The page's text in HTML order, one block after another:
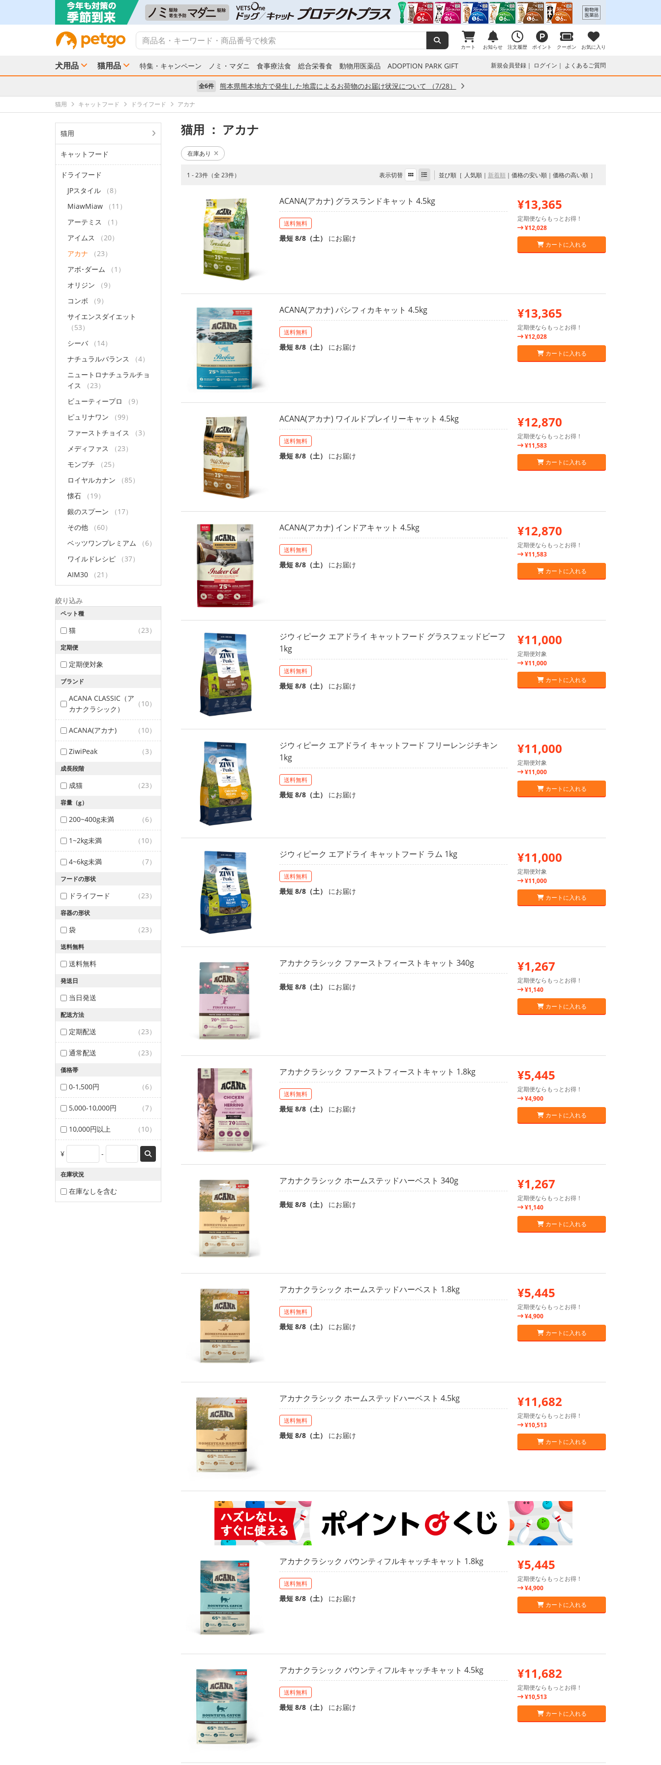
カート お知らせ 注文履歴 ポイント クーポン お気に入り
犬用品 猫用品 特集・キャンペーン ノミ・マダニ 食事療法食 総合栄養食 動物用医薬品 ADOPTION PARK GIFT 新規会員登録 ログイン よくあるご質問
全6件 熊本県熊本地方で発生した地震によるお荷物のお届け状況について （7/28）
猫用 キャットフード ドライフード アカナ
猫用
キャットフード
ドライフード
JPスタイル
（8）
MiawMiaw
（11）
アーテミス
（1）
アイムス
（20）
アカナ
（23）
アボ･ダーム
（1）
オリジン
（9）
コンボ
（9）
サイエンスダイエット
（53）
シーバ
（14）
ナチュラルバランス
（4）
ニュートロナチュラルチョ
イス
（23）
ビューティープロ
（9）
ピュリナワン
（99）
ファーストチョイス
（3）
メディファス
（23）
モンプチ
（25）
ロイヤルカナン
（85）
懐石
（19）
銀のスプーン
（17）
その他
（60）
ベッツワンプレミアム
（6）
ワイルドレシピ
（37）
AIM30
（21）
絞り込み
ペット種
猫 （23）
定期便
定期便対象
ブランド
ACANA CLASSIC（ア
カナクラシック）
（10）
ACANA(アカナ) （10）
ZiwiPeak （3）
成長段階
成猫 （23）
容量（g）
200~400g未満 （6）
1~2kg未満 （10）
4~6kg未満 （7）
フードの形状
ドライフード （23）
容器の形状
袋 （23）
送料無料
送料無料
発送日
当日発送
配送方法
定期配送 （23）
通常配送 （23）
価格帯
0-1,500円 （6）
5,000-10,000円 （7）
10,000円以上 （10）
¥ -
在庫状況
在庫なしを含む
猫用 ： アカナ
在庫あり
1 - 23件（全 23件） 表示切替 並び順 人気順 新着順 価格の安い順 価格の高い順
ACANA(アカナ) グラスランドキャット 4.5kg
送料無料
最短 8/8（土） にお届け
¥13,365
定期便ならもっとお得！
¥12,028
カートに入れる
ACANA(アカナ) パシフィカキャット 4.5kg
送料無料
最短 8/8（土） にお届け
¥13,365
定期便ならもっとお得！
¥12,028
カートに入れる
ACANA(アカナ) ワイルドプレイリーキャット 4.5kg
送料無料
最短 8/8（土） にお届け
¥12,870
定期便ならもっとお得！
¥11,583
カートに入れる
ACANA(アカナ) インドアキャット 4.5kg
送料無料
最短 8/8（土） にお届け
¥12,870
定期便ならもっとお得！
¥11,583
カートに入れる
ジウィピーク エアドライ キャットフード グラスフェッドビーフ
1kg
送料無料
最短 8/8（土） にお届け
¥11,000
定期便対象
¥11,000
カートに入れる
ジウィピーク エアドライ キャットフード フリーレンジチキン
1kg
送料無料
最短 8/8（土） にお届け
¥11,000
定期便対象
¥11,000
カートに入れる
ジウィピーク エアドライ キャットフード ラム 1kg
送料無料
最短 8/8（土） にお届け
¥11,000
定期便対象
¥11,000
カートに入れる
アカナクラシック ファーストフィーストキャット 340g
最短 8/8（土） にお届け
¥1,267
定期便ならもっとお得！
¥1,140
カートに入れる
アカナクラシック ファーストフィーストキャット 1.8kg
送料無料
最短 8/8（土） にお届け
¥5,445
定期便ならもっとお得！
¥4,900
カートに入れる
アカナクラシック ホームステッドハーベスト 340g
最短 8/8（土） にお届け
¥1,267
定期便ならもっとお得！
¥1,140
カートに入れる
アカナクラシック ホームステッドハーベスト 1.8kg
送料無料
最短 8/8（土） にお届け
¥5,445
定期便ならもっとお得！
¥4,900
カートに入れる
アカナクラシック ホームステッドハーベスト 4.5kg
送料無料
最短 8/8（土） にお届け
¥11,682
定期便ならもっとお得！
¥10,513
カートに入れる
アカナクラシック バウンティフルキャッチキャット 1.8kg
送料無料
最短 8/8（土） にお届け
¥5,445
定期便ならもっとお得！
¥4,900
カートに入れる
アカナクラシック バウンティフルキャッチキャット 4.5kg
送料無料
最短 8/8（土） にお届け
¥11,682
定期便ならもっとお得！
¥10,513
カートに入れる